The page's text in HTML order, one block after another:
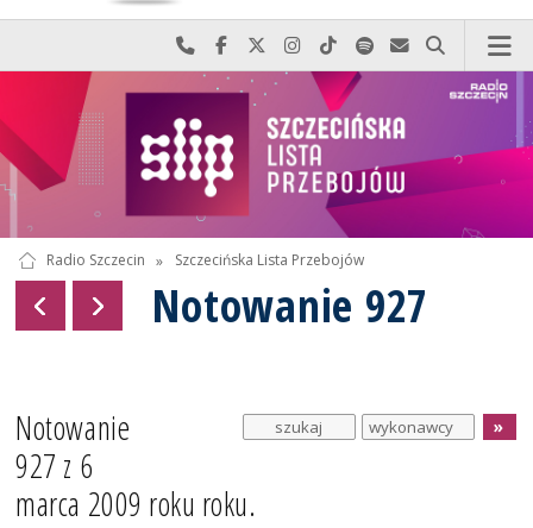
Najlepiej po prostu do nas zadzwoń
Odwiedź nas na Facebook-u
Odwiedź nas na X
Odwiedź nas na Instagram-ie
Odwiedź nas na TikTok-u
Szukaj nas na Spotify
Wyślij do nas
Szukaj
Radio Szczecin » Szczecińska Lista Przebojów
Notowanie 927
Notowanie
927 z 6
marca 2009 roku roku.